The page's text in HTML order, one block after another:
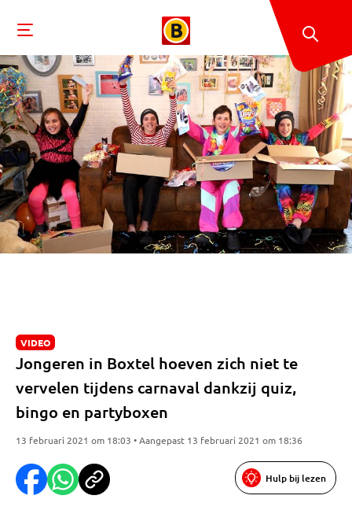
VIDEO
Jongeren in Boxtel hoeven zich niet te
vervelen tijdens carnaval dankzij quiz,
bingo en partyboxen
13 februari 2021 om 18:03 • Aangepast 13 februari 2021 om 18:36
Hulp bij lezen